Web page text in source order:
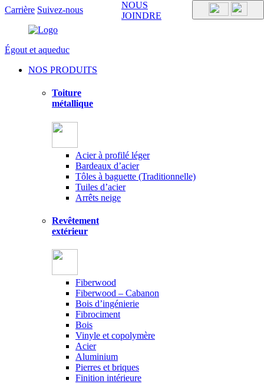
Carrière Suivez-nous
Égout et aqueduc
NOS PRODUITS
Toiture
métallique
Acier à profilé léger
Bardeaux d’acier
Tôles à baguette (Traditionnelle)
Tuiles d’acier
Arrêts neige
Revêtement
extérieur
Fiberwood
Fiberwood – Cabanon
Bois d’ingénierie
Fibrociment
Bois
Vinyle et copolymère
Acier
Aluminium
Pierres et briques
Finition intérieure
NOUS
JOINDRE